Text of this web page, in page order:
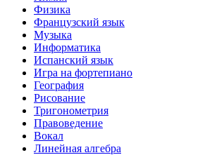
Физика
Французский язык
Музыка
Информатика
Испанский язык
Игра на фортепиано
География
Рисование
Тригонометрия
Правоведение
Вокал
Линейная алгебра